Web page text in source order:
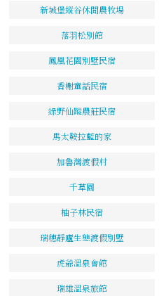
新城堡縱谷休閒農牧場
落羽松別館
鳳凰花園別墅民宿
香榭童話民宿
綠野仙蹤農莊民宿
馬太鞍拉藍的家
加魯灣渡假村
千草園
柚子林民宿
瑞穗靜廬生態渡假別墅
虎爺溫泉會館
瑞雄溫泉旅館